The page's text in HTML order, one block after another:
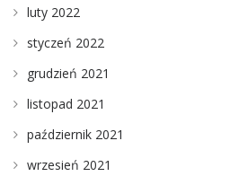
luty 2022
styczeń 2022
grudzień 2021
listopad 2021
październik 2021
wrzesień 2021